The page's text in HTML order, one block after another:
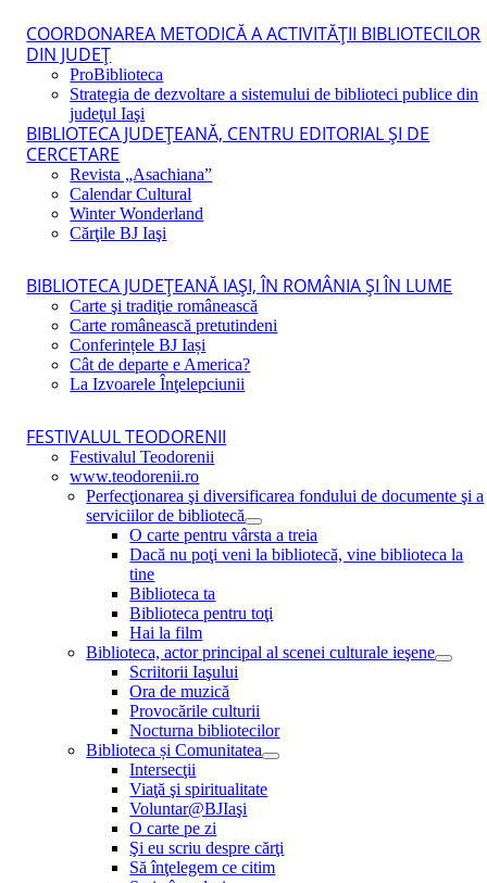
COORDONAREA METODICĂ A ACTIVITĂŢII BIBLIOTECILOR
DIN JUDEŢ
ProBiblioteca
Strategia de dezvoltare a sistemului de biblioteci publice din
judeţul Iaşi
BIBLIOTECA JUDEŢEANĂ, CENTRU EDITORIAL ŞI DE
CERCETARE
Revista „Asachiana”
Calendar Cultural
Winter Wonderland
Cărţile BJ Iaşi
BIBLIOTECA JUDEŢEANĂ IAŞI, ÎN ROMÂNIA ŞI ÎN LUME
Carte şi tradiţie românească
Carte românească pretutindeni
Conferințele BJ Iași
Cât de departe e America?
La Izvoarele Înţelepciunii
FESTIVALUL TEODORENII
Festivalul Teodorenii
www.teodorenii.ro
Perfecţionarea şi diversificarea fondului de documente şi a
serviciilor de bibliotecă
O carte pentru vârsta a treia
Dacă nu poţi veni la bibliotecă, vine biblioteca la
tine
Biblioteca ta
Biblioteca pentru toţi
Hai la film
Biblioteca, actor principal al scenei culturale ieşene
Scriitorii Iaşului
Ora de muzică
Provocările culturii
Nocturna bibliotecilor
Biblioteca și Comunitatea
Intersecţii
Viaţă şi spiritualitate
Voluntar@BJIaşi
O carte pe zi
Şi eu scriu despre cărţi
Să înţelegem ce citim